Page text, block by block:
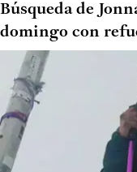
Búsqueda de
domingo con